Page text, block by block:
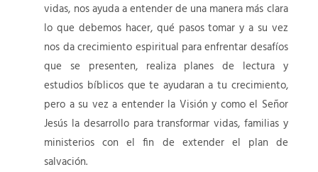
vidas, nos ayuda a entender de una manera más clara
lo que debemos hacer, qué pasos tomar y a su vez
nos da crecimiento espiritual para enfrentar desafíos
que se presenten, realiza planes de lectura y
estudios bíblicos que te ayudaran a tu crecimiento,
pero a su vez a entender la Visión y como el Señor
Jesús la desarrollo para transformar vidas, familias y
ministerios con el fin de extender el plan de
salvación.